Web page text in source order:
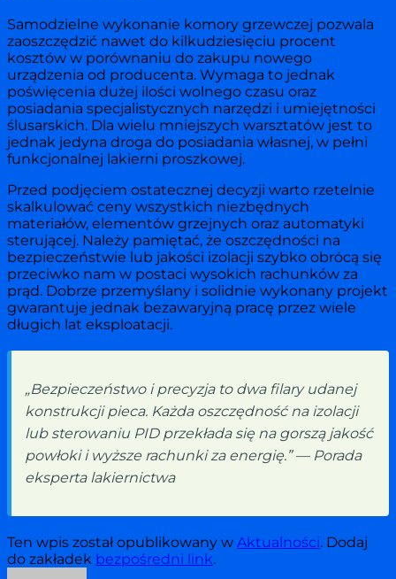
Samodzielne wykonanie komory grzewczej pozwala
zaoszczędzić nawet do kilkudziesięciu procent
kosztów w porównaniu do zakupu nowego
urządzenia od producenta. Wymaga to jednak
poświęcenia dużej ilości wolnego czasu oraz
posiadania specjalistycznych narzędzi i umiejętności
ślusarskich. Dla wielu mniejszych warsztatów jest to
jednak jedyna droga do posiadania własnej, w pełni
funkcjonalnej lakierni proszkowej.
Przed podjęciem ostatecznej decyzji warto rzetelnie
skalkulować ceny wszystkich niezbędnych
materiałów, elementów grzejnych oraz automatyki
sterującej. Należy pamiętać, że oszczędności na
bezpieczeństwie lub jakości izolacji szybko obrócą się
przeciwko nam w postaci wysokich rachunków za
prąd. Dobrze przemyślany i solidnie wykonany projekt
gwarantuje jednak bezawaryjną pracę przez wiele
długich lat eksploatacji.
„Bezpieczeństwo i precyzja to dwa filary udanej
konstrukcji pieca. Każda oszczędność na izolacji
lub sterowaniu PID przekłada się na gorszą jakość
powłoki i wyższe rachunki za energię.” — Porada
eksperta lakiernictwa
Ten wpis został opublikowany w Aktualności. Dodaj
do zakładek bezpośredni link.